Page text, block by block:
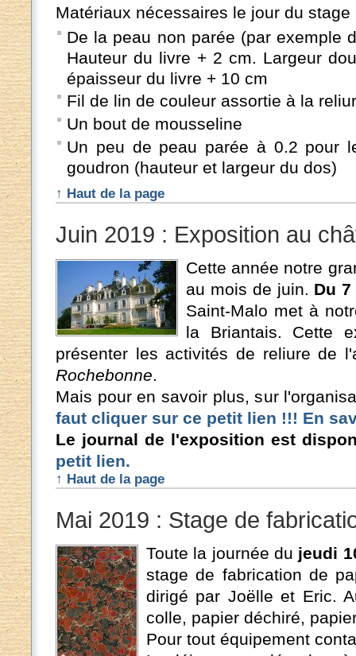
Matériaux nécessaires le jour du stage
De la peau non parée (par exemple
Hauteur du livre + 2 cm. Largeur
épaisseur du livre + 10 cm
Fil de lin de couleur assortie à la
Un bout de mousseline
Un peu de peau parée à 0.2 pour
goudron (hauteur et largeur du dos)
↑ Haut de la page
Juin 2019 : Exposition au
Cette année notre
au mois de juin. Du
Saint-Malo met à
la Briantais. Cette
présenter les activités de reliure de
Rochebonne.
Mais pour en savoir plus, sur
faut cliquer sur ce petit lien !!! En
Le journal de l'exposition est
petit lien.
↑ Haut de la page
Mai 2019 : Stage de
Toute la journée du jeudi
stage de fabrication de
dirigé par Joëlle et Eric.
colle, papier déchiré,
Pour tout équipement